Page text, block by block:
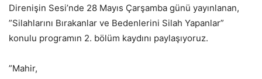
Direnişin Sesi’nde 28 Mayıs Çarşamba günü yayınlanan,
”Silahlarını Bırakanlar ve Bedenlerini Silah Yapanlar”
konulu programın 2. bölüm kaydını paylaşıyoruz.
”Mahir,